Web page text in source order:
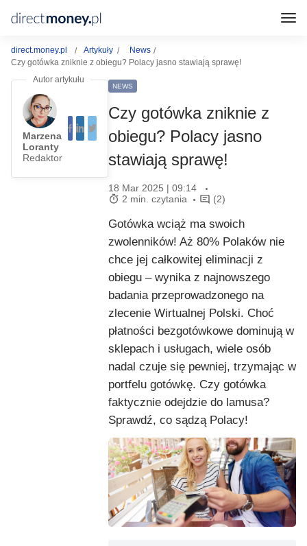
direct.money.pl Artykuły
News
Czy gotówka zniknie z obiegu? Polacy jasno stawiają sprawę!
Marzena
Loranty
Redaktor
NEWS
Czy gotówka zniknie z
obiegu? Polacy jasno
stawiają sprawę!
18 Mar 2025 | 09:14
2 min. czytania
(2)
Gotówka wciąż ma swoich
zwolenników! Aż 80% Polaków nie
chce jej całkowitej eliminacji z
obiegu – wynika z najnowszego
badania przeprowadzonego na
zlecenie Wirtualnej Polski. Choć
płatności bezgotówkowe dominują w
sklepach i usługach, wiele osób
nadal czuje się pewniej, trzymając w
portfelu gotówkę. Czy gotówka
faktycznie odejdzie do lamusa?
Sprawdź, co sądzą Polacy!